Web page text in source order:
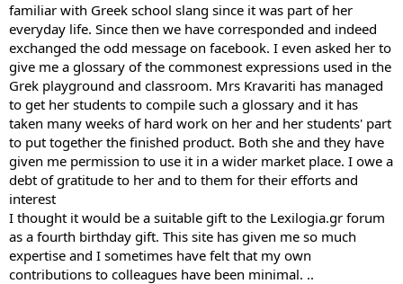
familiar with Greek school slang since it was part of her
everyday life. Since then we have corresponded and indeed
exchanged the odd message on facebook. I even asked her to
give me a glossary of the commonest expressions used in the
Grek playground and classroom. Mrs Kravariti has managed
to get her students to compile such a glossary and it has
taken many weeks of hard work on her and her students' part
to put together the finished product. Both she and they have
given me permission to use it in a wider market place. I owe a
debt of gratitude to her and to them for their efforts and
interest
I thought it would be a suitable gift to the Lexilogia.gr forum
as a fourth birthday gift. This site has given me so much
expertise and I sometimes have felt that my own
contributions to colleagues have been minimal. ..